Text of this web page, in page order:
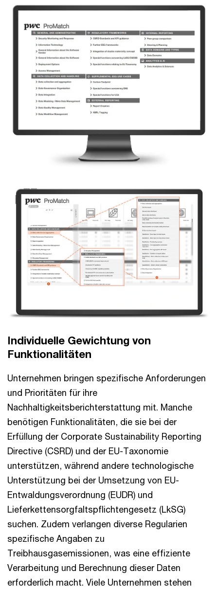
Individuelle Gewichtung von
Funktionalitäten
Unternehmen bringen spezifische Anforderungen
und Prioritäten für ihre
Nachhaltigkeitsberichterstattung mit. Manche
benötigen Funktionalitäten, die sie bei der
Erfüllung der Corporate Sustainability Reporting
Directive (CSRD) und der EU-Taxonomie
unterstützen, während andere technologische
Unterstützung bei der Umsetzung von EU-
Entwaldungsverordnung (EUDR) und
Lieferkettensorgfaltspflichtengesetz (LkSG)
suchen. Zudem verlangen diverse Regularien
spezifische Angaben zu
Treibhausgasemissionen, was eine effiziente
Verarbeitung und Berechnung dieser Daten
erforderlich macht. Viele Unternehmen stehen